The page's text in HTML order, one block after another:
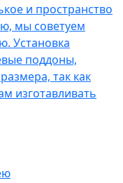
и пространство
мы советуем
Установка
поддоны,
так как
изготавливать